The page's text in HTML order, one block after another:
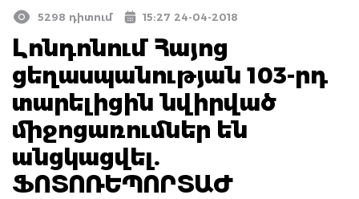
5298 դիտում 15:27 24-04-2018
Լոնդոնում Հայոց
ցեղասպանության 103-րդ
տարելիցին նվիրված
միջոցառումներ են
անցկացվել.
ՖՈՏՈՌԵՊՈՐՏԱԺ